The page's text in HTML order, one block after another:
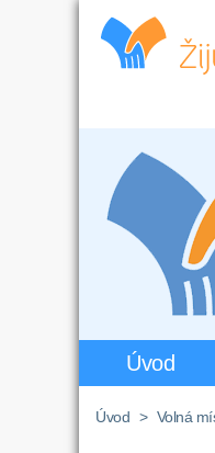
Úvod
Úvod > Volná